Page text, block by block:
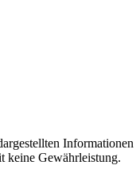
Informationen
keine Gewährleistung.